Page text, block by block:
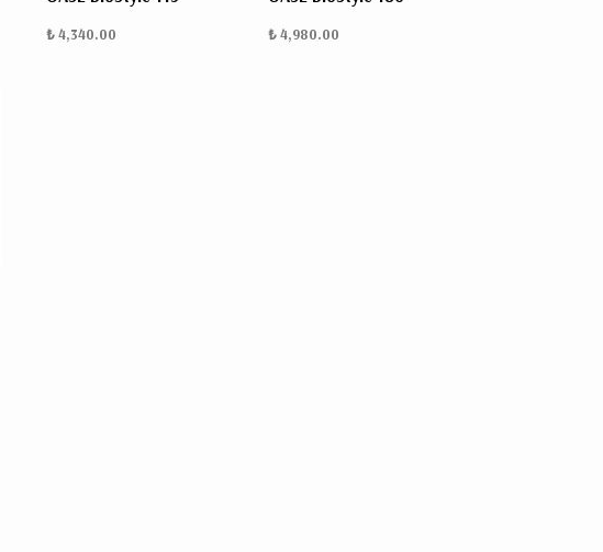
₺ 4,340.00 ₺ 4,980.00